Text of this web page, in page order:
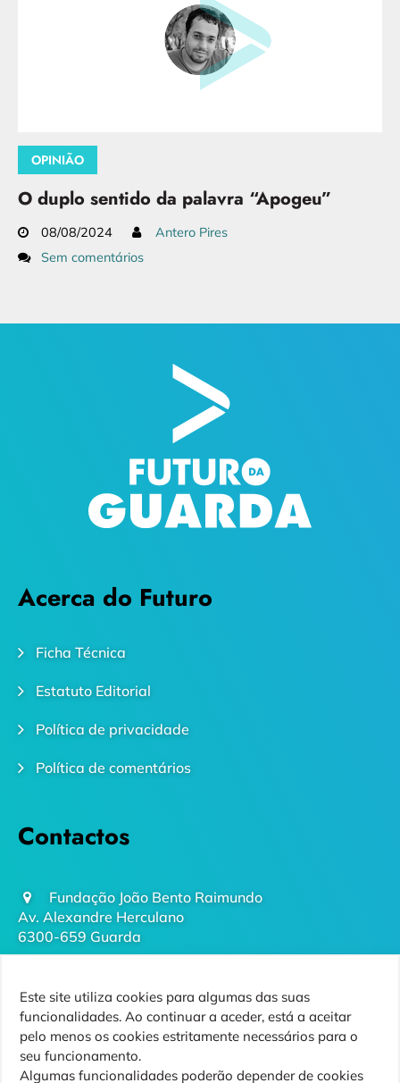
Este site utiliza cookies para algumas das suas
funcionalidades. Ao continuar a aceder, está a aceitar
pelo menos os cookies estritamente necessários para o
seu funcionamento.
Algumas funcionalidades poderão depender de cookies
OPINIÃO
O duplo sentido da palavra “Apogeu”
08/08/2024
Antero Pires
Sem comentários
Acerca do Futuro
Ficha Técnica
Estatuto Editorial
Política de privacidade
Política de comentários
Contactos
Fundação João Bento Raimundo
Av. Alexandre Herculano
6300-659 Guarda
271 220 410
(chamada para rede fixa nacional)